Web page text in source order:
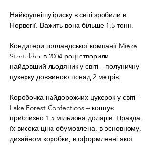
Найкрупнішу іриску в світі зробили в
Норвегії. Важить вона більше 1,5 тонн.
Кондитери голландської компанії Mieke
Stortelder в 2004 році створили
найдовший льодяник у світі – полуничну
цукерку довжиною понад 2 метрів.
Коробочка найдорожчих цукерок у світі –
Lake Forest Confections – коштує
приблизно 1,5 мільйона доларів. Правда,
їх висока ціна обумовлена, в основному,
дизайном коробки, в оформленні якої